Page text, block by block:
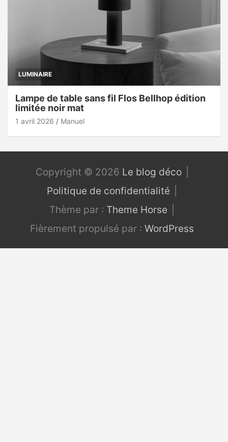
LUMINAIRE
Lampe de table sans fil Flos Bellhop édition
limitée noir mat
1 avril 2026 Manuel
Copyright © 2026 Le blog déco
Politique de confidentialité
Thème par : Theme Horse
Fièrement propulsé par : WordPress